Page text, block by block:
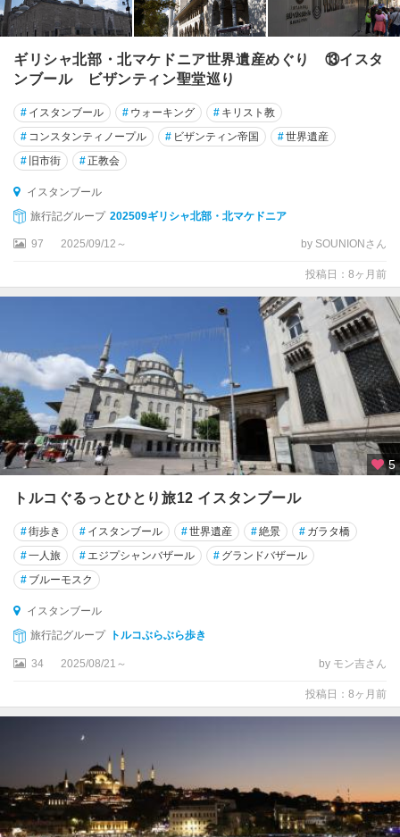
ィ
デ
ス
ィ
ッ
プ
ス
ィ
リ
フ
ケ
ス
セ
ル
チ
ュ
ク
タ
ワ
ン
ダ
ッ
ャ
シ
ャ
ナ
ッ
ギリシャ北部・北マケドニア世界遺産めぐり ⑬イスタ
ンブール ビザンティン聖堂巡り
# イスタンブール # ウォーキング # キリスト教
# コンスタンティノープル # ビザンティン帝国 #世界遺産
# 旧市街 #正教会
イスタンブール
旅行記グループ 202509ギリシャ北部・北マケドニア
97 2025/09/12～ by SOUNIONさん
投稿日：8ヶ月前
5
トルコぐるっとひとり旅12 イスタンブール
#街歩き # イスタンブール #世界遺産 #絶景 # ガラタ橋
#一人旅 # エジプシャンバザール # グランドバザール
# ブルーモスク
イスタンブール
旅行記グループ
トルコぶらぶら歩き
34 2025/08/21～ by モン吉さん
投稿日：8ヶ月前